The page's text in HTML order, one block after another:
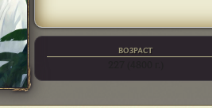
ВОЗРАСТ